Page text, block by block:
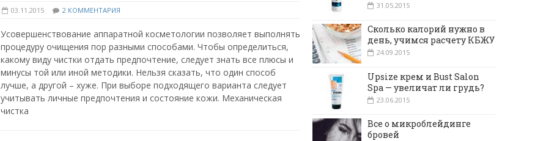
03.11.2015 2 КОММЕНТАРИЯ
Усовершенствование аппаратной косметологии позволяет выполнять
процедуру очищения пор разными способами. Чтобы определиться,
какому виду чистки отдать предпочтение, следует знать все плюсы и
минусы той или иной методики. Нельзя сказать, что один способ
лучше, а другой – хуже. При выборе подходящего варианта следует
учитывать личные предпочтения и состояние кожи. Механическая
чистка
31.05.2015
Сколько калорий нужно в
день, учимся расчету КБЖУ
24.09.2015
Upsize крем и Bust Salon
Spa — увеличат ли грудь?
23.06.2015
Все о микроблейдинге
бровей